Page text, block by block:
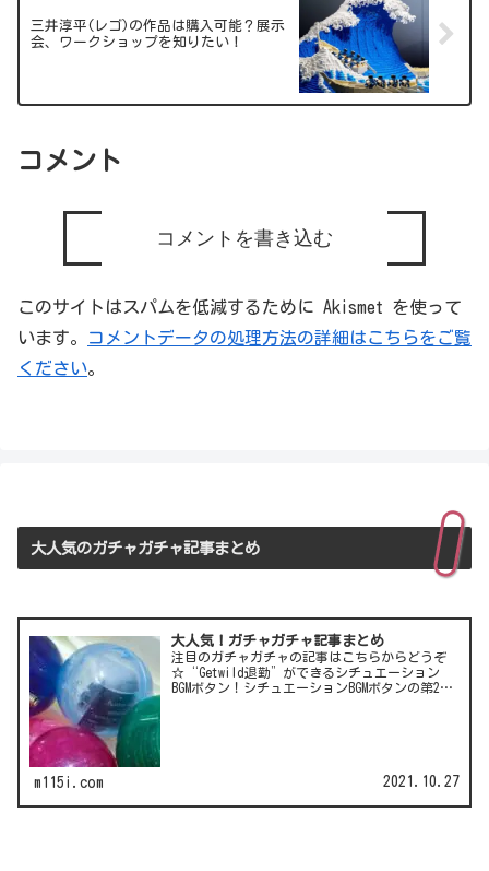
三井淳平(レゴ)の作品は購入可能？展示
会、ワークショップを知りたい！
コメント
コメントを書き込む
このサイトはスパムを低減するために Akismet を使って
います。
コメントデータの処理方法の詳細はこちらをご覧
ください。
大人気のガチャガチャ記事まとめ
大人気！ガチャガチャ記事まとめ
注目のガチャガチャの記事はこちらからどうぞ
☆“Getwild退勤”ができるシチュエーション
BGMボタン！シチュエーションBGMボタンの第2
m115i.com 2021.10.27